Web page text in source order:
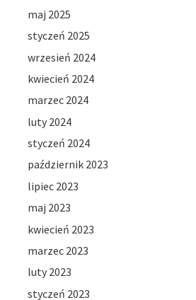
maj 2025
styczeń 2025
wrzesień 2024
kwiecień 2024
marzec 2024
luty 2024
styczeń 2024
październik 2023
lipiec 2023
maj 2023
kwiecień 2023
marzec 2023
luty 2023
styczeń 2023